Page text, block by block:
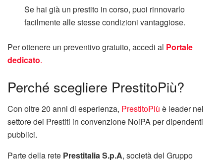
Se hai già un prestito in corso, puoi rinnovarlo
facilmente alle stesse condizioni vantaggiose.
Per ottenere un preventivo gratuito, accedi al Portale
dedicato.
Perché scegliere PrestitoPiù?
Con oltre 20 anni di esperienza, PrestitoPiù è leader nel
settore dei Prestiti in convenzione NoiPA per dipendenti
pubblici.
Parte della rete Prestitalia S.p.A, società del Gruppo